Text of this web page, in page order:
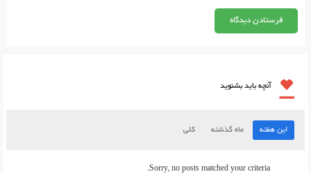
آنچه باید بشنوید
این هفته ماه گذشته کلی
Sorry, no posts matched your criteria.